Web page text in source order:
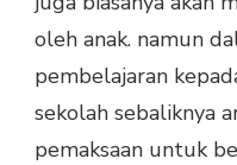
oleh anak. namun
pembelajaran
sekolah sebaliknya
pemaksaan untuk